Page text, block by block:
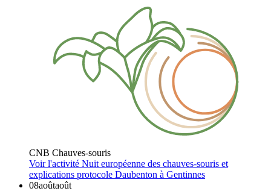
CNB Chauves-souris
Voir l'activité Nuit européenne des chauves-souris et
explications protocole Daubenton à Gentinnes
08aoûtaoût